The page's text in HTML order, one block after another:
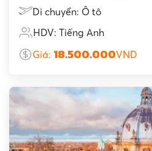
Di chuyển: Ô tô
HDV: Tiếng Anh
Giá: 18.500.000VND